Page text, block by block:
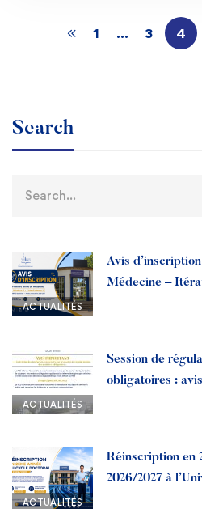
1 … 3 4
Search
ACTUALITÉS
Avis
Médecine –
ACTUALITÉS
Session de
obligatoires :
ACTUALITÉS
Réinscription en
2026/2027 à